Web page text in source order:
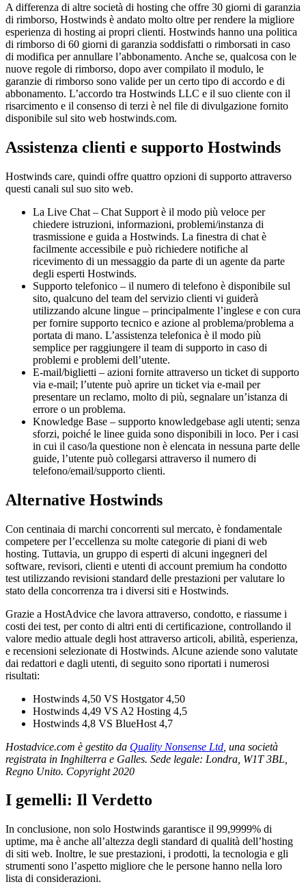
A differenza di altre società di hosting che offre 30 giorni di garanzia
di rimborso, Hostwinds è andato molto oltre per rendere la migliore
esperienza di hosting ai propri clienti. Hostwinds hanno una politica
di rimborso di 60 giorni di garanzia soddisfatti o rimborsati in caso
di modifica per annullare l’abbonamento. Anche se, qualcosa con le
nuove regole di rimborso, dopo aver compilato il modulo, le
garanzie di rimborso sono valide per un certo tipo di accordo e di
abbonamento. L’accordo tra Hostwinds LLC e il suo cliente con il
risarcimento e il consenso di terzi è nel file di divulgazione fornito
disponibile sul sito web hostwinds.com.
Assistenza clienti e supporto Hostwinds
Hostwinds care, quindi offre quattro opzioni di supporto attraverso
questi canali sul suo sito web.
La Live Chat – Chat Support è il modo più veloce per
chiedere istruzioni, informazioni, problemi/instanza di
trasmissione e guida a Hostwinds. La finestra di chat è
facilmente accessibile e può richiedere notifiche al
ricevimento di un messaggio da parte di un agente da parte
degli esperti Hostwinds.
Supporto telefonico – il numero di telefono è disponibile sul
sito, qualcuno del team del servizio clienti vi guiderà
utilizzando alcune lingue – principalmente l’inglese e con cura
per fornire supporto tecnico e azione al problema/problema a
portata di mano. L’assistenza telefonica è il modo più
semplice per raggiungere il team di supporto in caso di
problemi e problemi dell’utente.
E-mail/biglietti – azioni fornite attraverso un ticket di supporto
via e-mail; l’utente può aprire un ticket via e-mail per
presentare un reclamo, molto di più, segnalare un’istanza di
errore o un problema.
Knowledge Base – supporto knowledgebase agli utenti; senza
sforzi, poiché le linee guida sono disponibili in loco. Per i casi
in cui il caso/la questione non è elencata in nessuna parte delle
guide, l’utente può collegarsi attraverso il numero di
telefono/email/supporto clienti.
Alternative Hostwinds
Con centinaia di marchi concorrenti sul mercato, è fondamentale
competere per l’eccellenza su molte categorie di piani di web
hosting. Tuttavia, un gruppo di esperti di alcuni ingegneri del
software, revisori, clienti e utenti di account premium ha condotto
test utilizzando revisioni standard delle prestazioni per valutare lo
stato della concorrenza tra i diversi siti e Hostwinds.
Grazie a HostAdvice che lavora attraverso, condotto, e riassume i
costi dei test, per conto di altri enti di certificazione, controllando il
valore medio attuale degli host attraverso articoli, abilità, esperienza,
e recensioni selezionate di Hostwinds. Alcune aziende sono valutate
dai redattori e dagli utenti, di seguito sono riportati i numerosi
risultati:
Hostwinds 4,50 VS Hostgator 4,50
Hostwinds 4,49 VS A2 Hosting 4,5
Hostwinds 4,8 VS BlueHost 4,7
Hostadvice.com è gestito da Quality Nonsense Ltd , una società
registrata in Inghilterra e Galles. Sede legale: Londra, W1T 3BL,
Regno Unito. Copyright 2020
I gemelli: Il Verdetto
In conclusione, non solo Hostwinds garantisce il 99,9999% di
uptime, ma è anche all’altezza degli standard di qualità dell’hosting
di siti web. Inoltre, le sue prestazioni, i prodotti, la tecnologia e gli
strumenti sono l’aspetto migliore che le persone hanno nella loro
lista di considerazioni.